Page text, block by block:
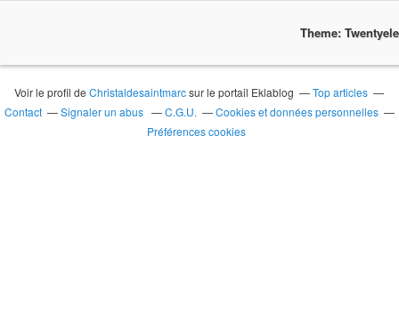
Theme:
Voir le profil deChristaldesaintmarcsur le portail Eklablog
Top articles
Contact
Signaler un abus C.G.U.
Cookies et données personnelles
Préférences cookies